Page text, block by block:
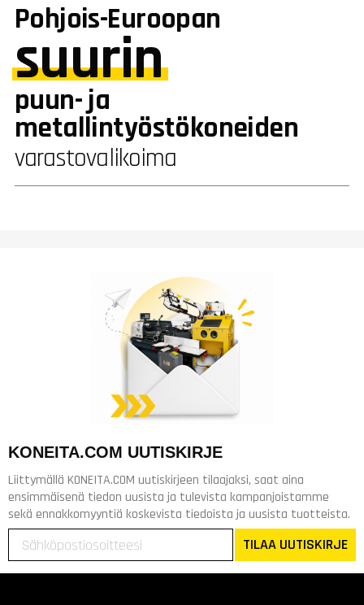
Pohjois-Euroopan
suurin
puun- ja
metallintyöstökoneiden
varastovalikoima
KONEITA.COM UUTISKIRJE
Liittymällä KONEITA.COM uutiskirjeen tilaajaksi, saat aina
ensimmäisenä tiedon uusista ja tulevista kampanjoistamme
sekä ennakkomyyntiä koskevista tiedoista ja uusista tuotteista.
TILAA UUTISKIRJE